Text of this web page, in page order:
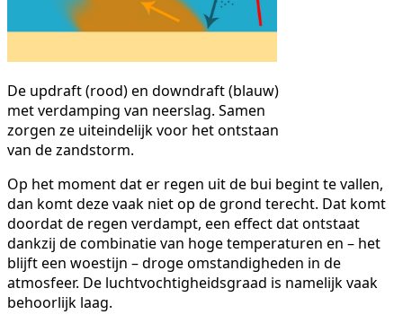
De updraft (rood) en downdraft (blauw)
met verdamping van neerslag. Samen
zorgen ze uiteindelijk voor het ontstaan
van de zandstorm.
Op het moment dat er regen uit de bui begint te vallen,
dan komt deze vaak niet op de grond terecht. Dat komt
doordat de regen verdampt, een effect dat ontstaat
dankzij de combinatie van hoge temperaturen en – het
blijft een woestijn – droge omstandigheden in de
atmosfeer. De luchtvochtigheidsgraad is namelijk vaak
behoorlijk laag.